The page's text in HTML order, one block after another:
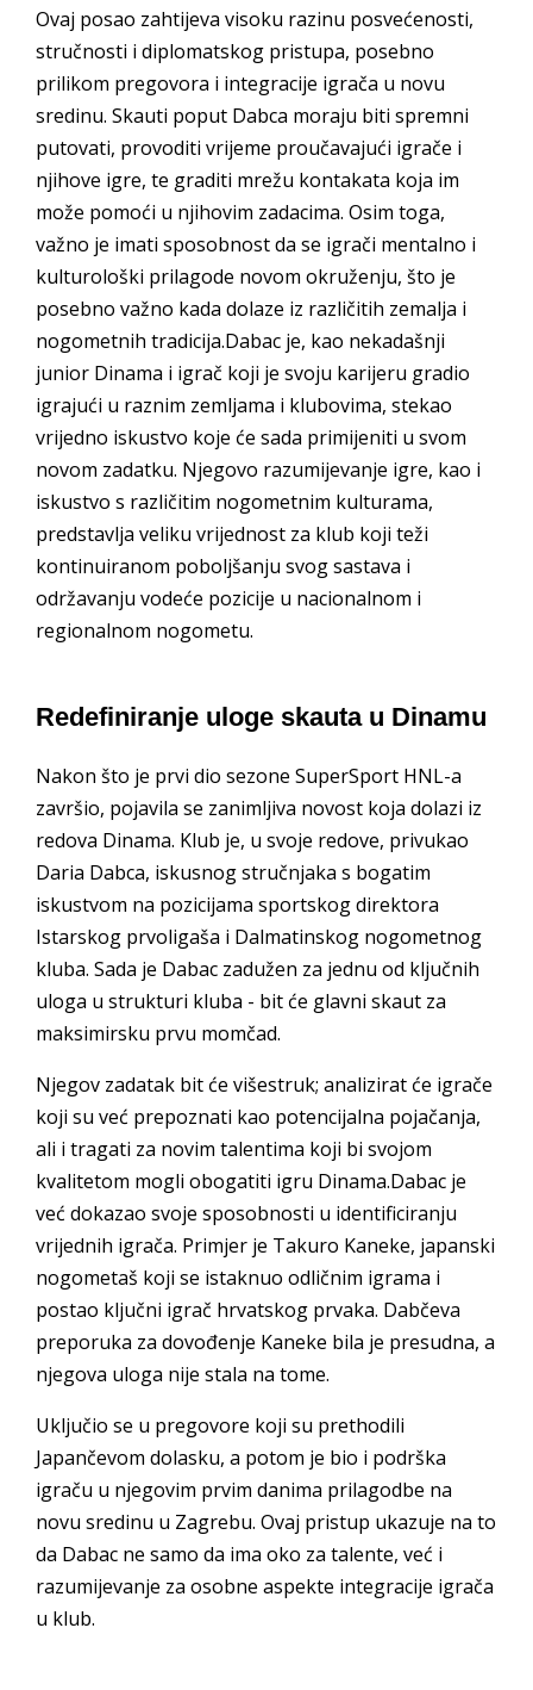
Ovaj posao zahtijeva visoku razinu posvećenosti,
stručnosti i diplomatskog pristupa, posebno
prilikom pregovora i integracije igrača u novu
sredinu. Skauti poput Dabca moraju biti spremni
putovati, provoditi vrijeme proučavajući igrače i
njihove igre, te graditi mrežu kontakata koja im
može pomoći u njihovim zadacima. Osim toga,
važno je imati sposobnost da se igrači mentalno i
kulturološki prilagode novom okruženju, što je
posebno važno kada dolaze iz različitih zemalja i
nogometnih tradicija.Dabac je, kao nekadašnji
junior Dinama i igrač koji je svoju karijeru gradio
igrajući u raznim zemljama i klubovima, stekao
vrijedno iskustvo koje će sada primijeniti u svom
novom zadatku. Njegovo razumijevanje igre, kao i
iskustvo s različitim nogometnim kulturama,
predstavlja veliku vrijednost za klub koji teži
kontinuiranom poboljšanju svog sastava i
održavanju vodeće pozicije u nacionalnom i
regionalnom nogometu.
Redefiniranje uloge skauta u Dinamu
Nakon što je prvi dio sezone SuperSport HNL-a
završio, pojavila se zanimljiva novost koja dolazi iz
redova Dinama. Klub je, u svoje redove, privukao
Daria Dabca, iskusnog stručnjaka s bogatim
iskustvom na pozicijama sportskog direktora
Istarskog prvoligaša i Dalmatinskog nogometnog
kluba. Sada je Dabac zadužen za jednu od ključnih
uloga u strukturi kluba - bit će glavni skaut za
maksimirsku prvu momčad.
Njegov zadatak bit će višestruk; analizirat će igrače
koji su već prepoznati kao potencijalna pojačanja,
ali i tragati za novim talentima koji bi svojom
kvalitetom mogli obogatiti igru Dinama.Dabac je
već dokazao svoje sposobnosti u identificiranju
vrijednih igrača. Primjer je Takuro Kaneke, japanski
nogometaš koji se istaknuo odličnim igrama i
postao ključni igrač hrvatskog prvaka. Dabčeva
preporuka za dovođenje Kaneke bila je presudna, a
njegova uloga nije stala na tome.
Uključio se u pregovore koji su prethodili
Japančevom dolasku, a potom je bio i podrška
igraču u njegovim prvim danima prilagodbe na
novu sredinu u Zagrebu. Ovaj pristup ukazuje na to
da Dabac ne samo da ima oko za talente, već i
razumijevanje za osobne aspekte integracije igrača
u klub.